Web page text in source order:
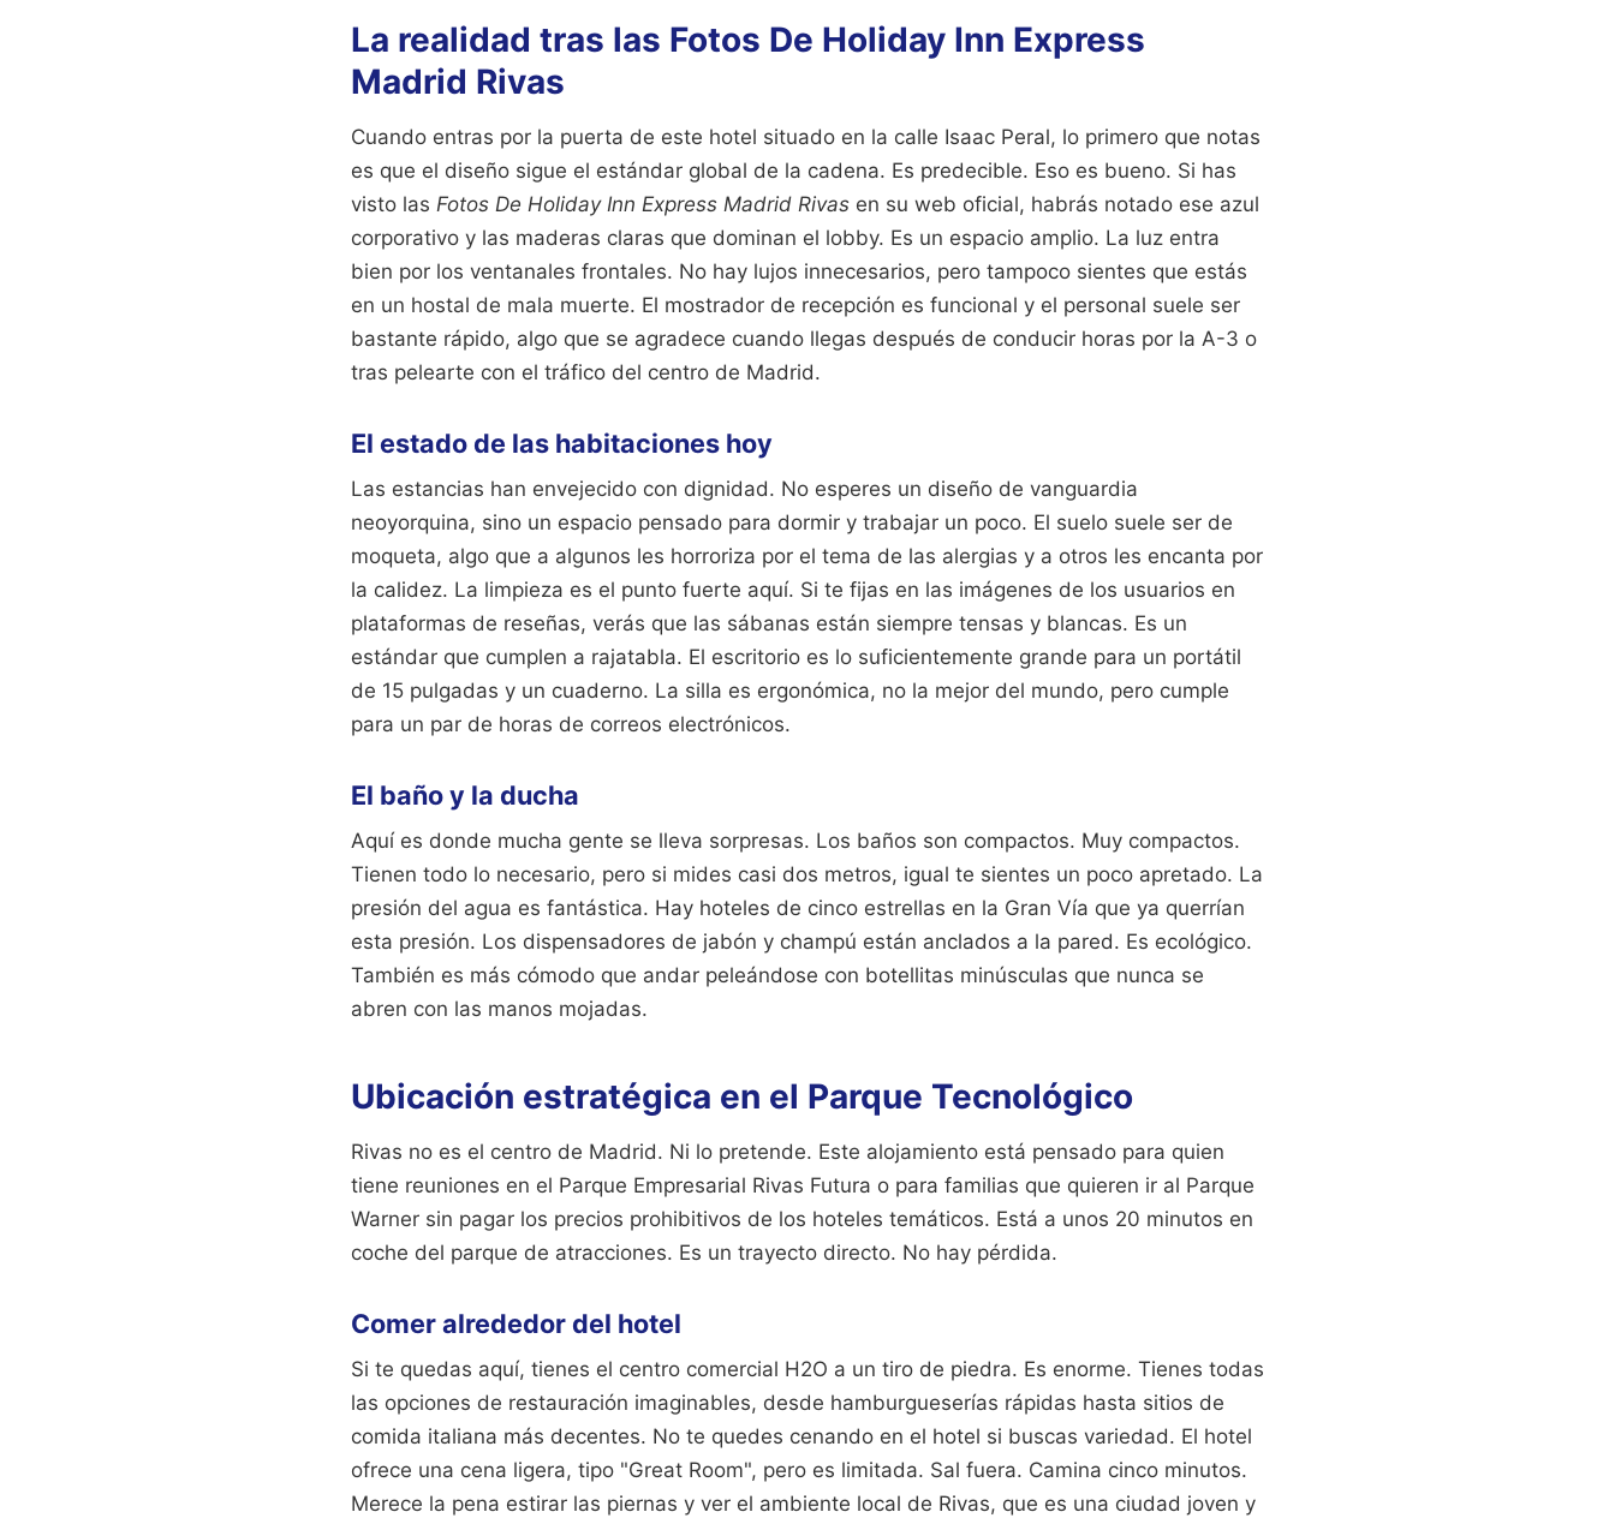
La realidad tras las Fotos De Holiday Inn Express
Madrid Rivas
Cuando entras por la puerta de este hotel situado en la calle Isaac Peral, lo primero que notas
es que el diseño sigue el estándar global de la cadena. Es predecible. Eso es bueno. Si has
visto las Fotos De Holiday Inn Express Madrid Rivas en su web oficial, habrás notado ese azul
corporativo y las maderas claras que dominan el lobby. Es un espacio amplio. La luz entra
bien por los ventanales frontales. No hay lujos innecesarios, pero tampoco sientes que estás
en un hostal de mala muerte. El mostrador de recepción es funcional y el personal suele ser
bastante rápido, algo que se agradece cuando llegas después de conducir horas por la A-3 o
tras pelearte con el tráfico del centro de Madrid.
El estado de las habitaciones hoy
Las estancias han envejecido con dignidad. No esperes un diseño de vanguardia
neoyorquina, sino un espacio pensado para dormir y trabajar un poco. El suelo suele ser de
moqueta, algo que a algunos les horroriza por el tema de las alergias y a otros les encanta por
la calidez. La limpieza es el punto fuerte aquí. Si te fijas en las imágenes de los usuarios en
plataformas de reseñas, verás que las sábanas están siempre tensas y blancas. Es un
estándar que cumplen a rajatabla. El escritorio es lo suficientemente grande para un portátil
de 15 pulgadas y un cuaderno. La silla es ergonómica, no la mejor del mundo, pero cumple
para un par de horas de correos electrónicos.
El baño y la ducha
Aquí es donde mucha gente se lleva sorpresas. Los baños son compactos. Muy compactos.
Tienen todo lo necesario, pero si mides casi dos metros, igual te sientes un poco apretado. La
presión del agua es fantástica. Hay hoteles de cinco estrellas en la Gran Vía que ya querrían
esta presión. Los dispensadores de jabón y champú están anclados a la pared. Es ecológico.
También es más cómodo que andar peleándose con botellitas minúsculas que nunca se
abren con las manos mojadas.
Ubicación estratégica en el Parque Tecnológico
Rivas no es el centro de Madrid. Ni lo pretende. Este alojamiento está pensado para quien
tiene reuniones en el Parque Empresarial Rivas Futura o para familias que quieren ir al Parque
Warner sin pagar los precios prohibitivos de los hoteles temáticos. Está a unos 20 minutos en
coche del parque de atracciones. Es un trayecto directo. No hay pérdida.
Comer alrededor del hotel
Si te quedas aquí, tienes el centro comercial H2O a un tiro de piedra. Es enorme. Tienes todas
las opciones de restauración imaginables, desde hamburgueserías rápidas hasta sitios de
comida italiana más decentes. No te quedes cenando en el hotel si buscas variedad. El hotel
ofrece una cena ligera, tipo "Great Room", pero es limitada. Sal fuera. Camina cinco minutos.
Merece la pena estirar las piernas y ver el ambiente local de Rivas, que es una ciudad joven y